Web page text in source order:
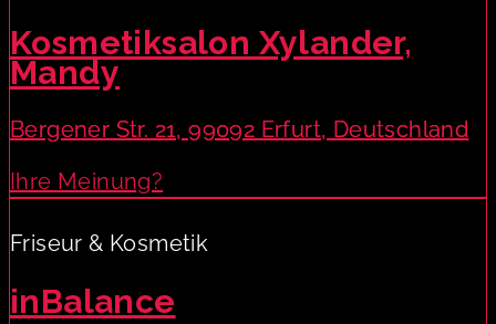
Kosmetiksalon Xylander,
Mandy
Bergener Str. 21, 99092 Erfurt, Deutschland
Ihre Meinung?
Friseur & Kosmetik
inBalance